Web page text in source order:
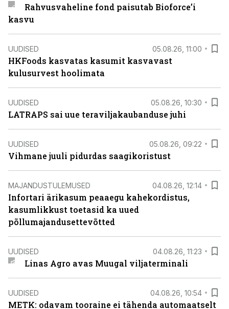
Rahvusvaheline fond paisutab Bioforce’i
kasvu
UUDISED 05.08.26, 11:00
HKFoods kasvatas kasumit kasvavast
kulusurvest hoolimata
UUDISED 05.08.26, 10:30
LATRAPS sai uue teraviljakaubanduse juhi
UUDISED 05.08.26, 09:22
Vihmane juuli pidurdas saagikoristust
MAJANDUSTULEMUSED 04.08.26, 12:14
Infortari ärikasum peaaegu kahekordistus,
kasumlikkust toetasid ka uued
põllumajandusettevõtted
UUDISED 04.08.26, 11:23
Linas Agro avas Muugal viljaterminali
UUDISED 04.08.26, 10:54
METK: odavam tooraine ei tähenda automaatselt